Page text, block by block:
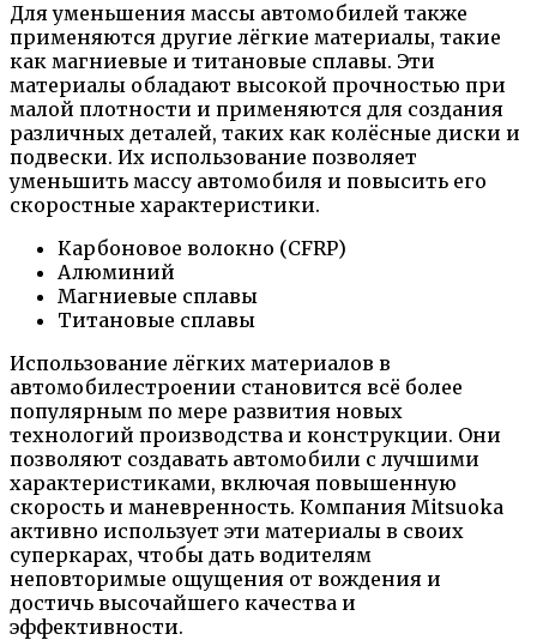
Для уменьшения массы автомобилей также
применяются другие лёгкие материалы, такие
как магниевые и титановые сплавы. Эти
материалы обладают высокой прочностью при
малой плотности и применяются для создания
различных деталей, таких как колёсные диски и
подвески. Их использование позволяет
уменьшить массу автомобиля и повысить его
скоростные характеристики.
Карбоновое волокно (CFRP)
Алюминий
Магниевые сплавы
Титановые сплавы
Использование лёгких материалов в
автомобилестроении становится всё более
популярным по мере развития новых
технологий производства и конструкции. Они
позволяют создавать автомобили с лучшими
характеристиками, включая повышенную
скорость и маневренность. Компания Mitsuoka
активно использует эти материалы в своих
суперкарах, чтобы дать водителям
неповторимые ощущения от вождения и
достичь высочайшего качества и
эффективности.